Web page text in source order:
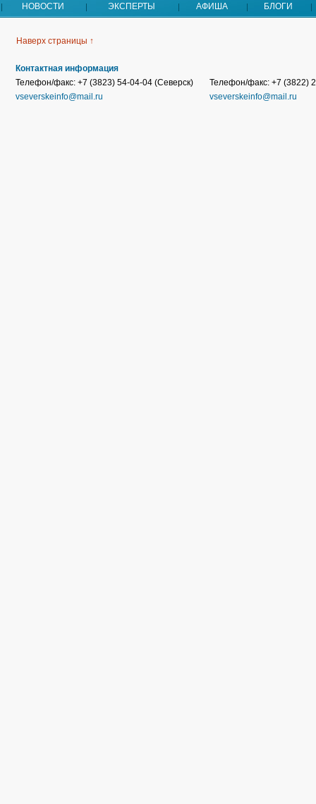
НОВОСТИ ЭКСПЕРТЫ АФИША БЛОГИ
Наверх страницы ↑
Контактная информация
Телефон/факс: +7 (3823) 54-04-04 (Северск)
vseverskeinfo@mail.ru
Телефон/факс: +7 (3822)
vseverskeinfo@mail.ru